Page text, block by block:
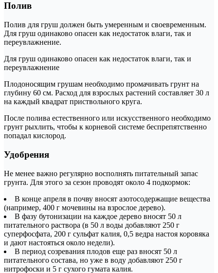
Полив
Полив для груш должен быть умеренным и своевременным.
Для груш одинаково опасен как недостаток влаги, так и
переувлажнение.
Для груш одинаково опасен как недостаток влаги, так и
переувлажнение
Плодоносящим грушам необходимо промачивать грунт на
глубину 60 см. Расход для взрослых растений составляет 30 л
на каждый квадрат приствольного круга.
После полива естественного или искусственного необходимо
грунт рыхлить, чтобы к корневой системе беспрепятственно
попадал кислород.
Удобрения
Не менее важно регулярно восполнять питательный запас
грунта. Для этого за сезон проводят около 4 подкормок:
В конце апреля в почву вносят азотосодержащие вещества
(например, 400 г мочевины на взрослое дерево).
В фазу бутонизации на каждое дерево вносят 50 л
питательного раствора (в 50 л воды добавляют 250 г
суперфосфата, 200 г сульфат калия, 0,5 ведра настоя коровяка
и дают настояться около недели).
В период созревания плодов еще раз вносят 50 л
питательного состава, но уже в воду добавляют 250 г
нитрофоски и 5 г сухого гумата калия.